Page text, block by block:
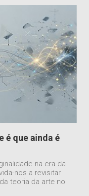
é que ainda é
na era da
nos a revisitar
teoria da arte no